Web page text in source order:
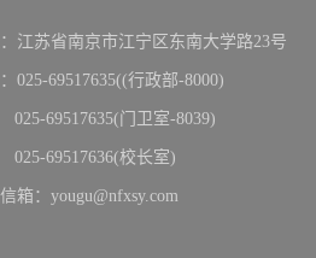
江苏省南京市江宁区东南大学路23号
025-69517635((行政部-8000)
69517635(门卫室-8039)
69517636(校长室)
箱：yougu@nfxsy.com